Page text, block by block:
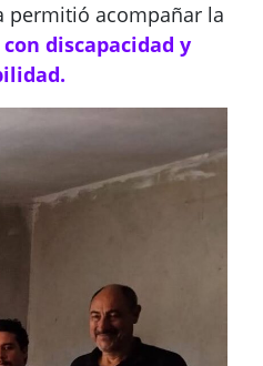
permitió acompañar la
discapacidad y